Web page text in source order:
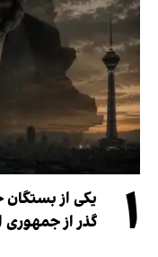
۱
یکی از بستگان
گذر از